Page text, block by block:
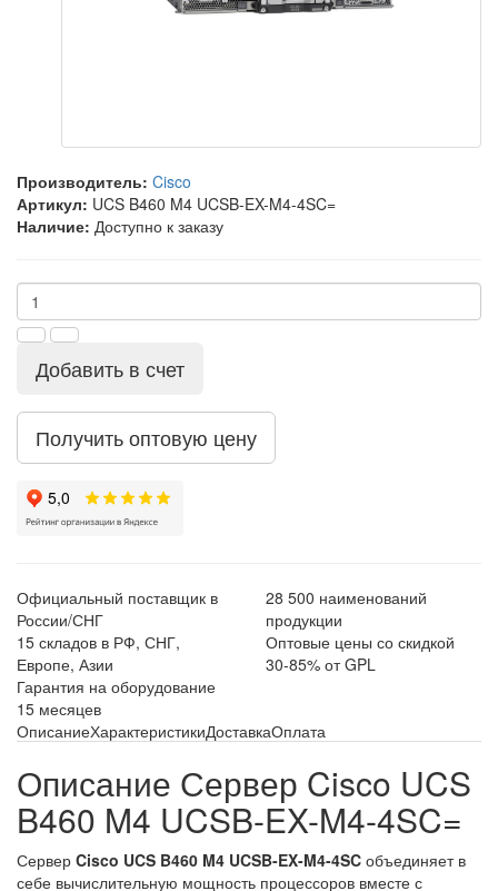
Производитель: Cisco
Артикул: UCS B460 M4 UCSB-EX-M4-4SC=
Наличие: Доступно к заказу
Добавить в счет
Получить оптовую цену
Официальный поставщик в
России/СНГ
28 500 наименований
продукции
15 складов в РФ, СНГ,
Европе, Азии
Оптовые цены со скидкой
30-85% от GPL
Гарантия на оборудование
15 месяцев
ОписаниеХарактеристикиДоставкаОплата
Описание Сервер Cisco UCS
B460 M4 UCSB-EX-M4-4SC=
Сервер Cisco UCS B460 M4 UCSB-EX-M4-4SC объединяет в
себе вычислительную мощность процессоров вместе с